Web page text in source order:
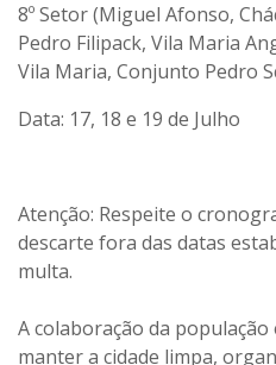
8º Setor (Miguel Afonso,
Pedro Filipack, Vila Maria
Vila Maria, Conjunto Pedro
Data: 17, 18 e 19 de Julho
Atenção: Respeite o
descarte fora das datas
multa.
A colaboração da
manter a cidade limpa,